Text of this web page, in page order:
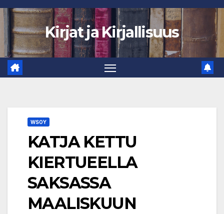
Skip
content
Kirjat ja Kirjallisuus
WSOY
KATJA KETTU
KIERTUEELLA
SAKSASSA
MAALISKUUN